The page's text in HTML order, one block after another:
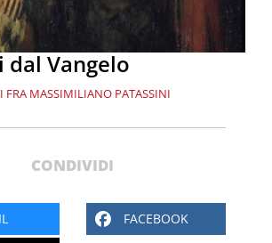
dal Vangelo
FRA MASSIMILIANO PATASSINI
CONDIVIDI
FACEBOOK